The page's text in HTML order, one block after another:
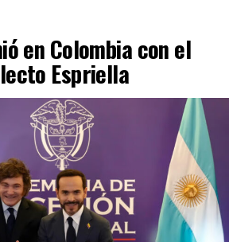
en Colombia con el
Espriella